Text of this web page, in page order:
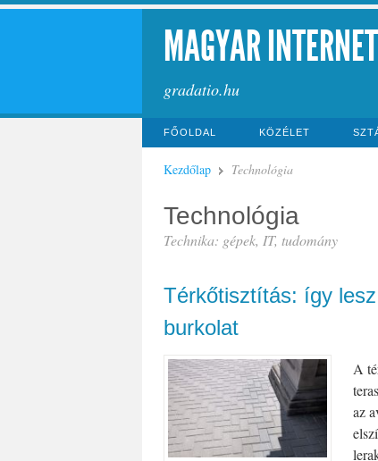
MAGYAR
gradatio.hu
FŐOLDAL KÖZÉLET
Kezdőlap Technológia
Technológia
Technika: gépek, IT, tudomány
Térkőtisztítás: így
burkolat
A
az